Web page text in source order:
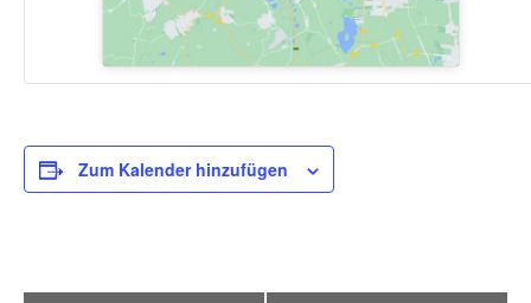
Zum Kalender hinzufügen